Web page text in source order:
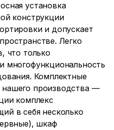
установка
конструкции
и допускает
Легко
что только
многофункциональность
Комплектные
производства —
комплекс
в себя несколько
шкаф